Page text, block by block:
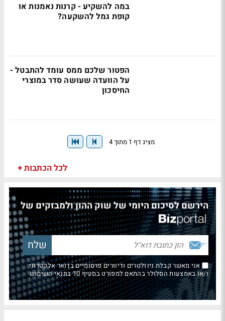
במה להשקיע - קרנות נאמנות או
קופת גמל להשקעה?
הפטור שלכם ממס עומד להתבטל -
על הוועדה שעושה סדר במוצרי
החיסכון
מציג דף 1 מתוך 4
לכל הכתבות +
הירשם לסיכום היומי של שוק ההון ולמבזקים של
אני מאשר קבלת ניוזלטרים ודיוורים פרסומיים בדואר אלקטרוני
ו/או באמצעות הסלולר בהתאם למפורט בסעיף 10 בתנאי השימוש